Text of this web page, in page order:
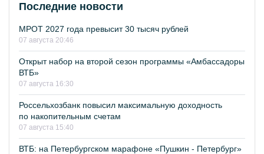
Последние новости
МРОТ 2027 года превысит 30 тысяч рублей
07 августа 20:46
Открыт набор на второй сезон программы «Амбассадоры
ВТБ»
07 августа 16:30
Россельхозбанк повысил максимальную доходность
по накопительным счетам
07 августа 15:40
ВТБ: на Петербургском марафоне «Пушкин - Петербург»